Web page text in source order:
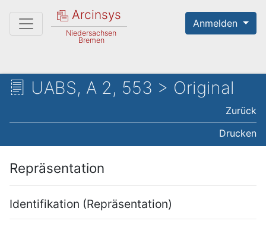
Arcinsys
Niedersachsen
Bremen
Anmelden
UABS, A 2, 553 > Original
Zurück
Drucken
Repräsentation
Identifikation (Repräsentation)